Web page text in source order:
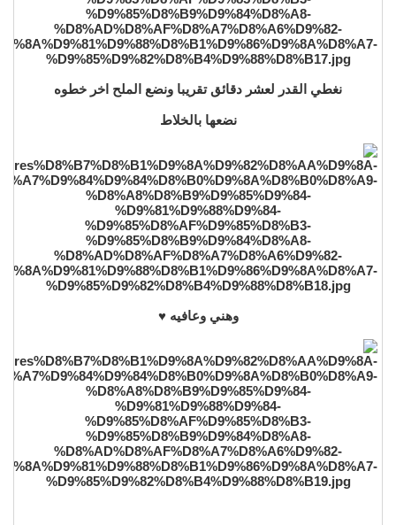
نغطي القدر لعشر دقائق تقريبا ونضع الملح اخر خطوه
نضعها بالخلاط
وهني وعافيه ♥️